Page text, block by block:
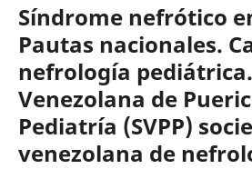
Síndrome nefrótico
Pautas nacionales.
nefrología
Venezolana de
Pediatría (SVPP)
venezolana de